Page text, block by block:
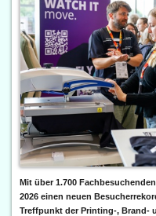
Mit über 1.700
2026 einen neuen
Treffpunkt der Printing-, Brand-